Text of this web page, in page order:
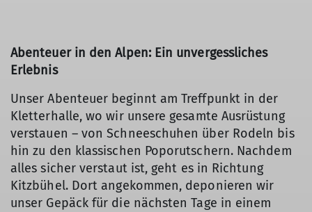
Abenteuer in den Alpen: Ein unvergessliches
Erlebnis
Unser Abenteuer beginnt am Treffpunkt in der
Kletterhalle, wo wir unsere gesamte Ausrüstung
verstauen – von Schneeschuhen über Rodeln bis
hin zu den klassischen Poporutschern. Nachdem
alles sicher verstaut ist, geht es in Richtung
Kitzbühel. Dort angekommen, deponieren wir
unser Gepäck für die nächsten Tage in einem